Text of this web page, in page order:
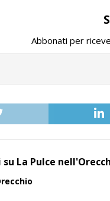
Abbonati per
La Pulce